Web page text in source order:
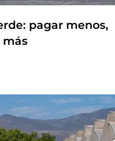
pagar menos,
más